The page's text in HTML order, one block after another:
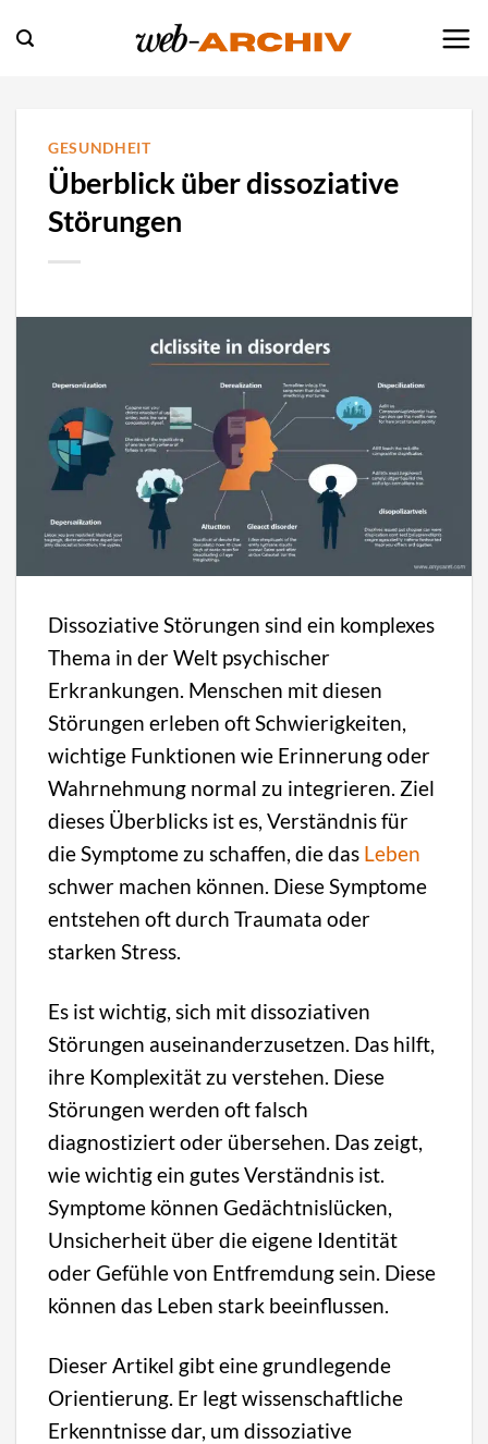
Inhalt
GESUNDHEIT
Überblick über dissoziative
Störungen
Dissoziative Störungen sind ein komplexes
Thema in der Welt psychischer
Erkrankungen. Menschen mit diesen
Störungen erleben oft Schwierigkeiten,
wichtige Funktionen wie Erinnerung oder
Wahrnehmung normal zu integrieren. Ziel
dieses Überblicks ist es, Verständnis für
die Symptome zu schaffen, die das Leben
schwer machen können. Diese Symptome
entstehen oft durch Traumata oder
starken Stress.
Es ist wichtig, sich mit dissoziativen
Störungen auseinanderzusetzen. Das hilft,
ihre Komplexität zu verstehen. Diese
Störungen werden oft falsch
diagnostiziert oder übersehen. Das zeigt,
wie wichtig ein gutes Verständnis ist.
Symptome können Gedächtnislücken,
Unsicherheit über die eigene Identität
oder Gefühle von Entfremdung sein. Diese
können das Leben stark beeinflussen.
Dieser Artikel gibt eine grundlegende
Orientierung. Er legt wissenschaftliche
Erkenntnisse dar, um dissoziative